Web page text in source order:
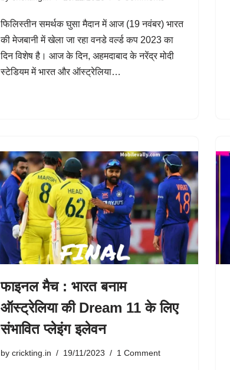
फिलिस्तीन समर्थक घुसा मैदान में आज (19 नवंबर) भारत
की मेजबानी में खेला जा रहा वनडे वर्ल्ड कप 2023 का
दिन विशेष है। आज के दिन, अहमदाबाद के नरेंद्र मोदी
स्टेडियम में भारत और ऑस्ट्रेलिया…
फाइनल मैच : भारत बनाम
ऑस्ट्रेलिया की Dream 11 के लिए
संभावित प्लेइंग इलेवन
by crickting.in 19/11/2023 1 Comment